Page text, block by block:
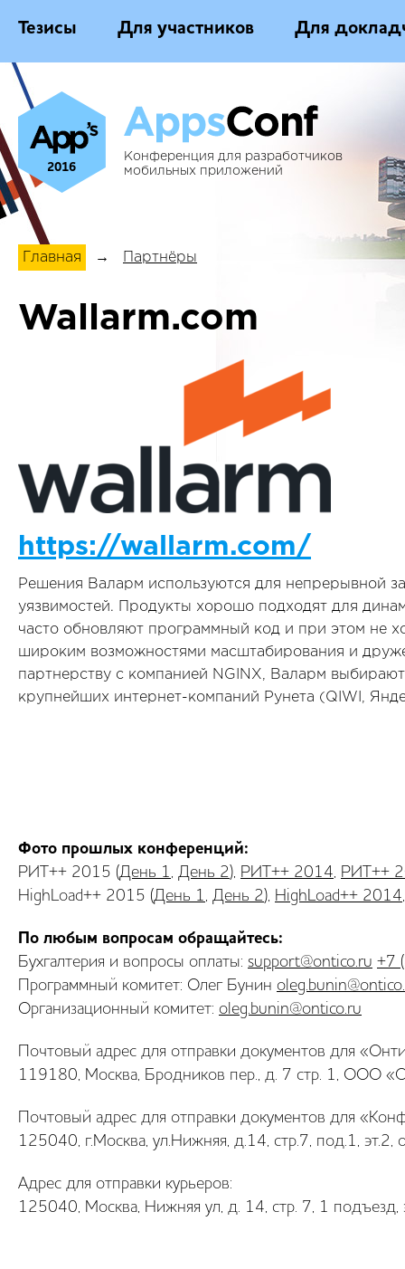
Тезисы Для участников Для
2016
Конференция для разработчиков
мобильных приложений
Главная → Партнёры
Wallarm.com
https://wallarm.com/
Решения Валарм используются для непрерывной
уязвимостей. Продукты хорошо подходят для
часто обновляют программный код и при этом не
широким возможностями масштабирования и
партнерству с компанией NGINX, Валарм
крупнейших интернет-компаний Рунета (QIWI,
Фото прошлых конференций:
РИТ++ 2015 (День 1, День 2), РИТ++ 2014, РИТ++
HighLoad++ 2015 (День 1, День 2), HighLoad++ 2014
По любым вопросам обращайтесь:
Бухгалтерия и вопросы оплаты: support@ontico.ru +7
Программный комитет: Олег Бунин
Организационный комитет: oleg.bunin@ontico.ru
Почтовый адрес для отправки документов для
119180, Москва, Бродников пер., д. 7 стр. 1, ООО
Почтовый адрес для отправки документов для
125040, г.Москва, ул.Нижняя, д.14, стр.7, под.1,
Адрес для отправки курьеров:
125040, Москва, Нижняя ул, д. 14, стр. 7, 1